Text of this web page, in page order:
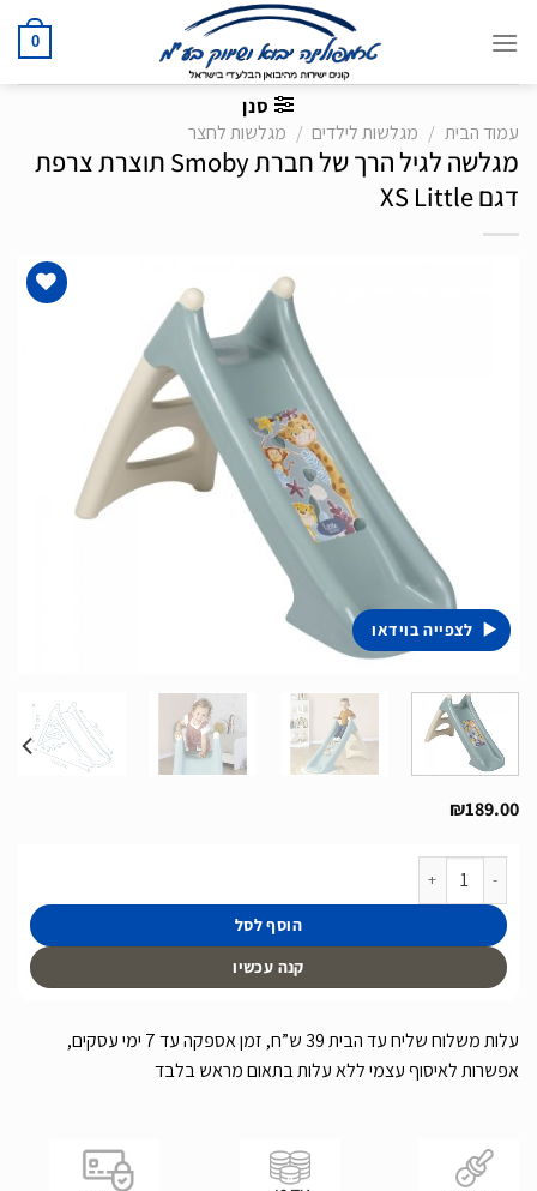
0
סנן
עמוד הבית
/ מגלשות לילדים / מגלשות לחצר
מגלשה לגיל הרך של חברת Smoby תוצרת צרפת
דגם XS Little
לצפייה בוידאו
₪189.00
כמות של מגלשה לגיל הרך של חברת Smoby תוצרת צרפת דגם XS Little
הוסף לסל
קנה עכשיו
עלות משלוח שליח עד הבית 39 ש”ח, זמן אספקה עד 7 ימי עסקים,
אפשרות לאיסוף עצמי ללא עלות בתאום מראש בלבד